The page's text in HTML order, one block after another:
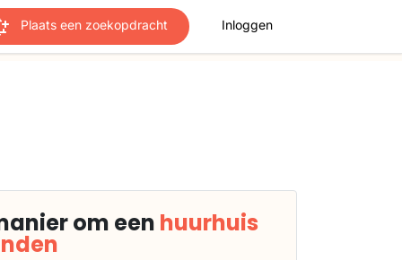
Plaats een zoekopdracht Inloggen
om een huurhuis